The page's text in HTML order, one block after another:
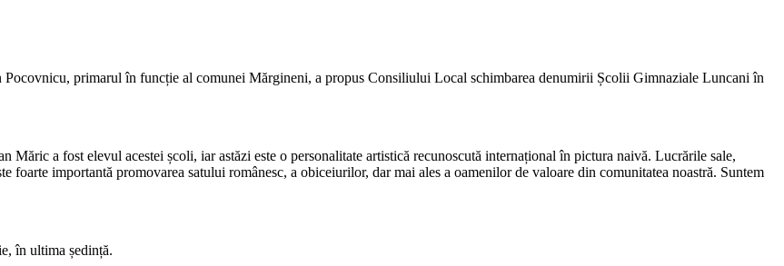
primarul în funcție al comunei Mărgineni, a propus Consiliului Local schimbarea denumirii Școlii Gimnaziale Luncani în
Măric a fost elevul acestei școli, iar astăzi este o personalitate artistică recunoscută internațional în pictura naivă. Lucrările sale,
foarte importantă promovarea satului românesc, a obiceiurilor, dar mai ales a oamenilor de valoare din comunitatea noastră. Suntem
în ultima ședință.